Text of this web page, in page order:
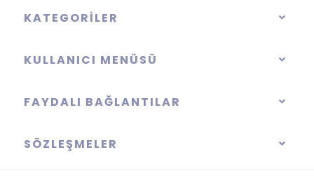
KATEGORILER
KULLANICI MENÜSÜ
FAYDALI BAĞLANTILAR
SÖZLEŞMELER